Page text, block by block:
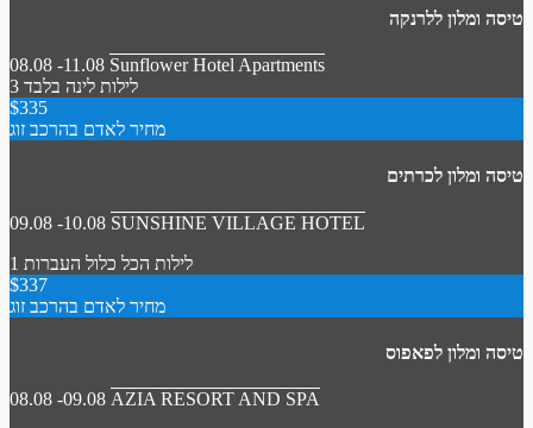
טיסה ומלון ללרנקה
08.08 -11.08 Sunflower Hotel Apartments
3 לילות לינה בלבד
$335
מחיר לאדם בהרכב זוג
טיסה ומלון לכרתים
09.08 -10.08 SUNSHINE VILLAGE HOTEL
1 לילות הכל כלול העברות
$337
מחיר לאדם בהרכב זוג
טיסה ומלון לפאפוס
08.08 -09.08 AZIA RESORT AND SPA